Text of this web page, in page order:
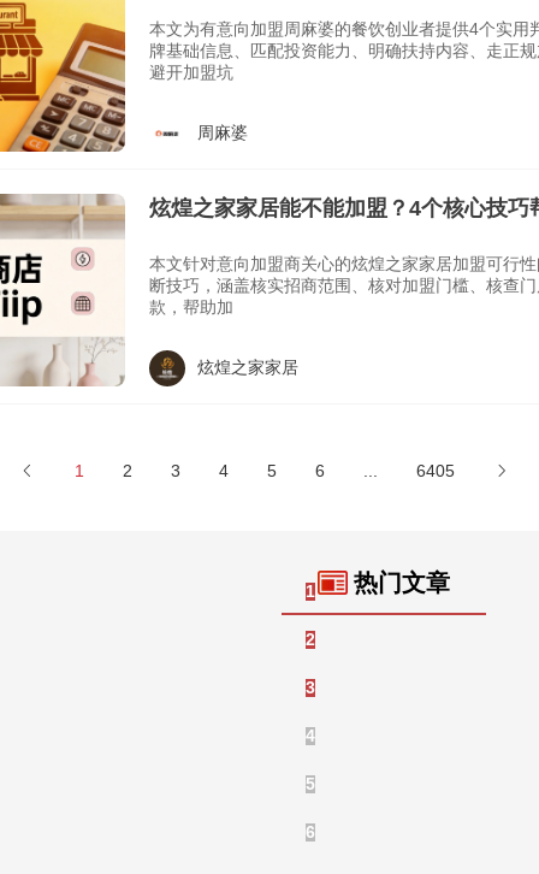
本文为有意向加盟周麻婆的餐饮创业者提供4个实用
牌基础信息、匹配投资能力、明确扶持内容、走正
避开加盟坑
周麻婆
炫煌之家家居能不能加盟？4个核心技巧
本文针对意向加盟商关心的炫煌之家家居加盟可行
断技巧，涵盖核实招商范围、核对加盟门槛、核查
款，帮助加
炫煌之家家居
1 2 3 4 5 6 6405
热门文章
1 2026招商外包服务深度测
2
3
4
5
6